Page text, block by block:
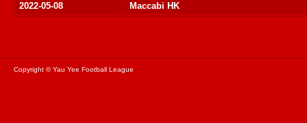
2022-05-08
Maccabi HK
Copyright © Yau Yee Football League